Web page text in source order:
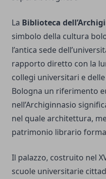
La Biblioteca
simbolo della cultura
l’antica sede
rapporto diretto con la
collegi universitari e
Bologna un riferimento
nell’Archiginnasio
nel quale architettura,
patrimonio librario
Il palazzo, costruito nel
scuole universitarie